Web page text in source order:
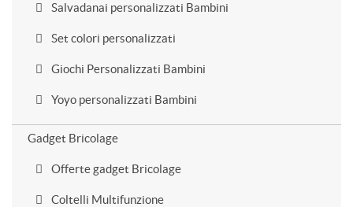
Salvadanai personalizzati Bambini
Set colori personalizzati
Giochi Personalizzati Bambini
Yoyo personalizzati Bambini
Gadget Bricolage
Offerte gadget Bricolage
Coltelli Multifunzione